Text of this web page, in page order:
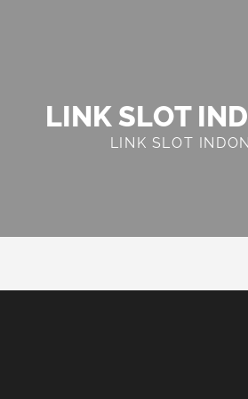
LINK SLOT
LINK SLOT